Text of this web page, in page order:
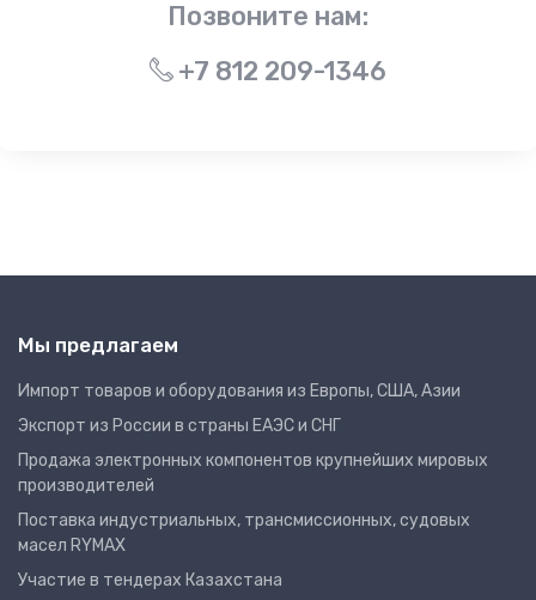
Позвоните нам:
+7 812 209-1346
Мы предлагаем
Импорт товаров и оборудования из Европы, США, Азии
Экспорт из России в страны ЕАЭС и СНГ
Продажа электронных компонентов крупнейших мировых
производителей
Поставка индустриальных, трансмиссионных, судовых
масел RYMAX
Участие в тендерах Казахстана